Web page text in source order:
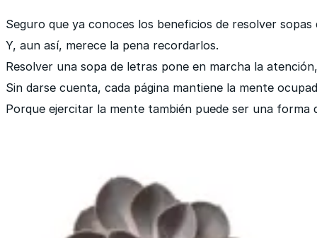
Seguro que ya conoces los beneficios de resolver sopas
Y, aun así, merece la pena recordarlos.
Resolver una sopa de letras pone en marcha la
Sin darse cuenta, cada página mantiene la mente
Porque ejercitar la mente también puede ser una forma